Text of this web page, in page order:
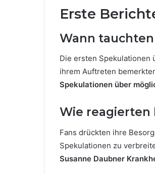
Erste
Wann
Die ersten Spekulationen
ihrem Auftreten
Spekulationen über
Wie reagierten
Fans drückten ihre
Spekulationen zu
Susanne Daubner